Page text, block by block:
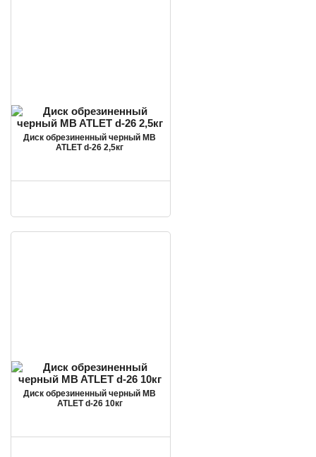
Диск обрезиненный черный MB
ATLET d-26 2,5кг
Диск обрезиненный черный MB
ATLET d-26 10кг